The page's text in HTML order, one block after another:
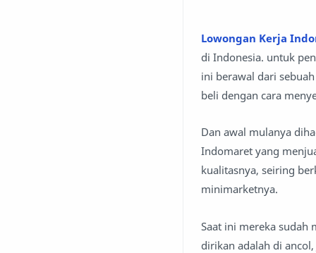
Lowongan Kerja
di Indonesia. untuk
ini berawal dari
beli dengan cara
Dan awal mulanya
Indomaret yang
kualitasnya, seiring
minimarketnya.
Saat ini mereka sudah
dirikan adalah di